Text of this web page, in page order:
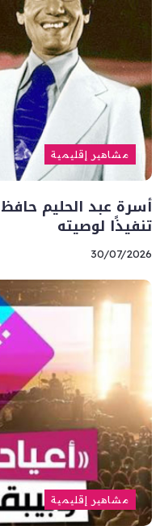
مشاهير إقليمية
أسرة عبد الحليم حافظ
تنفيذًا لوصيته
30/07/2026
مشاهير إقليمية